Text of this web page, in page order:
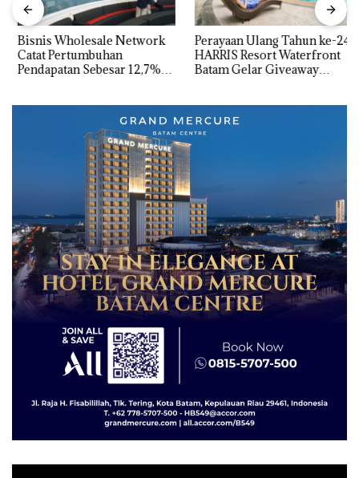
Bisnis Wholesale Network
Catat Pertumbuhan
Pendapatan Sebesar 12,7%
Perayaan Ulang Tahun ke-24
HARRIS Resort Waterfront
Batam Gelar Giveaway